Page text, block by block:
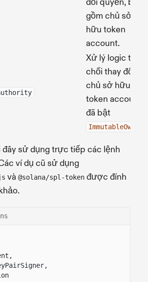
gồm chủ sở
hữu token
account.
Xử lý logic từ
chối thay đổi
chủ sở hữu khi
token account
đã bật
ImmutableOwner
sử dụng trực tiếp các lệnh
ví dụ cũ sử dụng
và @solana/spl-token được đính